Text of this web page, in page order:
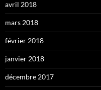
avril 2018
mars 2018
février 2018
janvier 2018
décembre 2017